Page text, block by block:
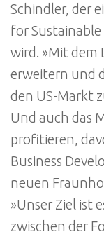
Schindler, der
for Sustainable
wird. »Mit dem
erweitern und
den US-Markt
Und auch das
profitieren,
Business
neuen
»Unser Ziel ist
zwischen der